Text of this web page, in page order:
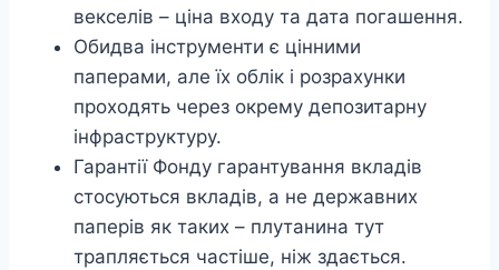
векселів – ціна входу та дата погашення.
Обидва інструменти є цінними
паперами, але їх облік і розрахунки
проходять через окрему депозитарну
інфраструктуру.
Гарантії Фонду гарантування вкладів
стосуються вкладів, а не державних
паперів як таких – плутанина тут
трапляється частіше, ніж здається.